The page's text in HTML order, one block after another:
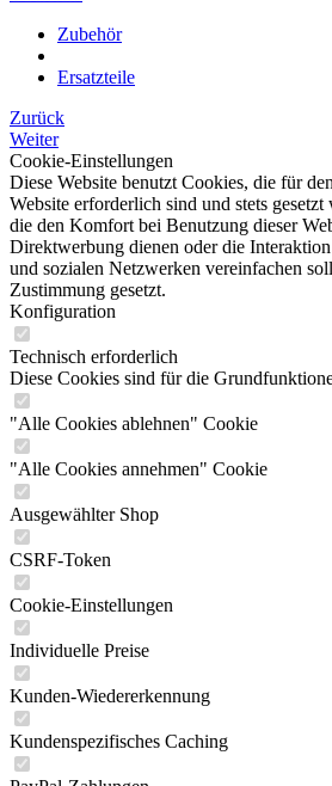
Zubehör
Ersatzteile
Zurück
Weiter
Cookie-Einstellungen
Diese Website benutzt Cookies, die für
Website erforderlich sind und stets
die den Komfort bei Benutzung dieser
Direktwerbung dienen oder die
und sozialen Netzwerken vereinfachen
Zustimmung gesetzt.
Konfiguration
Technisch erforderlich
Diese Cookies sind für die
"Alle Cookies ablehnen" Cookie
"Alle Cookies annehmen" Cookie
Ausgewählter Shop
CSRF-Token
Cookie-Einstellungen
Individuelle Preise
Kunden-Wiedererkennung
Kundenspezifisches Caching